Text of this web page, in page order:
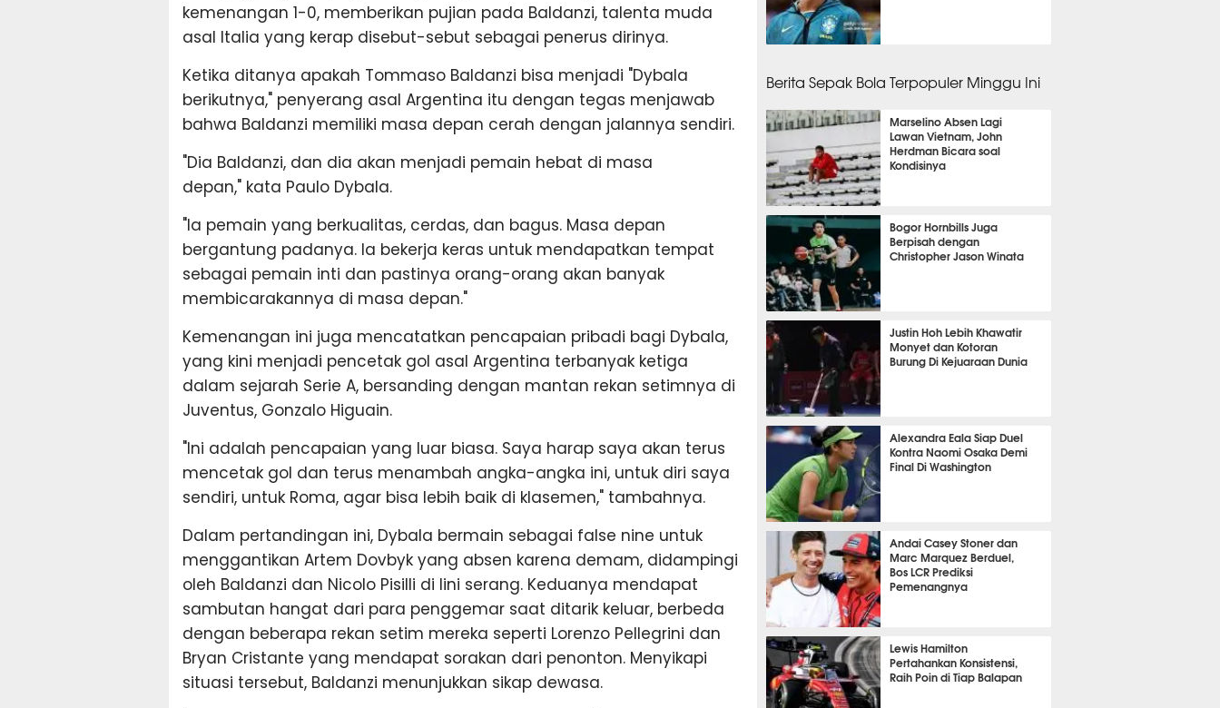
kemenangan 1-0, memberikan pujian pada Baldanzi, talenta muda
asal Italia yang kerap disebut-sebut sebagai penerus dirinya.
Ketika ditanya apakah Tommaso Baldanzi bisa menjadi "Dybala
berikutnya," penyerang asal Argentina itu dengan tegas menjawab
bahwa Baldanzi memiliki masa depan cerah dengan jalannya sendiri.
"Dia Baldanzi, dan dia akan menjadi pemain hebat di masa
depan," kata Paulo Dybala.
"Ia pemain yang berkualitas, cerdas, dan bagus. Masa depan
bergantung padanya. Ia bekerja keras untuk mendapatkan tempat
sebagai pemain inti dan pastinya orang-orang akan banyak
membicarakannya di masa depan."
Kemenangan ini juga mencatatkan pencapaian pribadi bagi Dybala,
yang kini menjadi pencetak gol asal Argentina terbanyak ketiga
dalam sejarah Serie A, bersanding dengan mantan rekan setimnya di
Juventus, Gonzalo Higuain.
"Ini adalah pencapaian yang luar biasa. Saya harap saya akan terus
mencetak gol dan terus menambah angka-angka ini, untuk diri saya
sendiri, untuk Roma, agar bisa lebih baik di klasemen," tambahnya.
Dalam pertandingan ini, Dybala bermain sebagai false nine untuk
menggantikan Artem Dovbyk yang absen karena demam, didampingi
oleh Baldanzi dan Nicolo Pisilli di lini serang. Keduanya mendapat
sambutan hangat dari para penggemar saat ditarik keluar, berbeda
dengan beberapa rekan setim mereka seperti Lorenzo Pellegrini dan
Bryan Cristante yang mendapat sorakan dari penonton. Menyikapi
situasi tersebut, Baldanzi menunjukkan sikap dewasa.
Berita Sepak Bola Terpopuler Minggu Ini
Marselino Absen Lagi
Lawan Vietnam, John
Herdman Bicara soal
Kondisinya
SEPAK BOLA
Bogor Hornbills Juga
Berpisah dengan
Christopher Jason Winata
BASKET
Justin Hoh Lebih Khawatir
Monyet dan Kotoran
Burung Di Kejuaraan Dunia
BADMINTON
Alexandra Eala Siap Duel
Kontra Naomi Osaka Demi
Final Di Washington
TENIS
Andai Casey Stoner dan
Marc Marquez Berduel,
Bos LCR Prediksi
Pemenangnya
MOTOGP
Lewis Hamilton
Pertahankan Konsistensi,
Raih Poin di Tiap Balapan